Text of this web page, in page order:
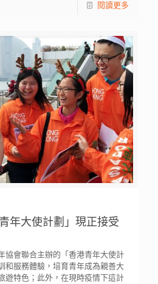
閱讀更多
年大使計劃」現正接受
協會聯合主辦的「香港青年大使計
和服務體驗，培育青年成為親善大
遊特色；此外，在現時疫情下這計